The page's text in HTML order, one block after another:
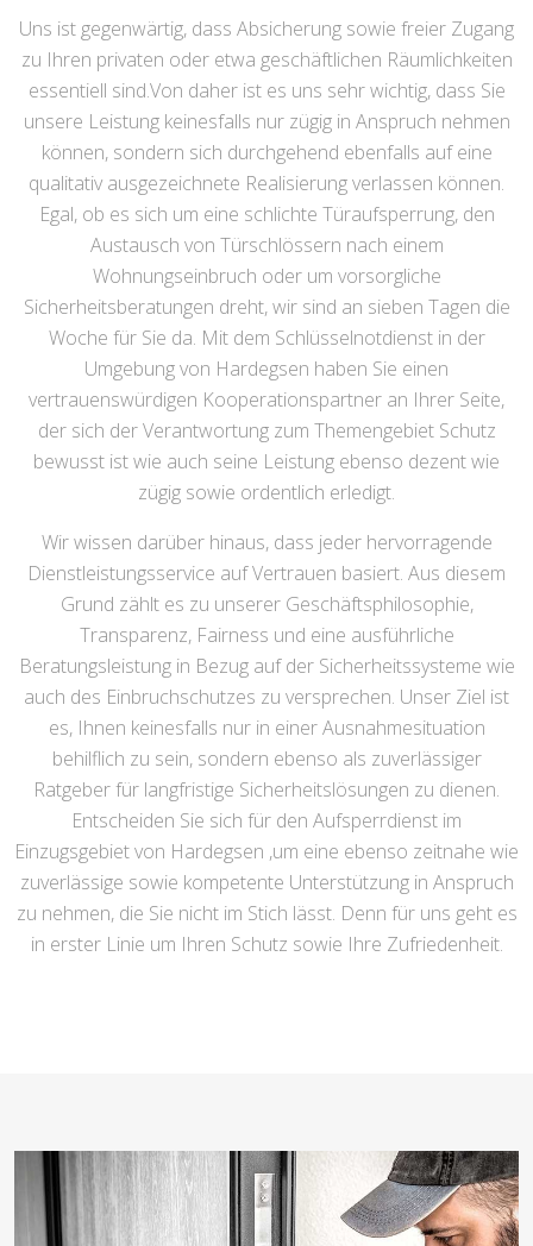
Uns ist gegenwärtig, dass Absicherung sowie freier Zugang
zu Ihren privaten oder etwa geschäftlichen Räumlichkeiten
essentiell sind.Von daher ist es uns sehr wichtig, dass Sie
unsere Leistung keinesfalls nur zügig in Anspruch nehmen
können, sondern sich durchgehend ebenfalls auf eine
qualitativ ausgezeichnete Realisierung verlassen können.
Egal, ob es sich um eine schlichte Türaufsperrung, den
Austausch von Türschlössern nach einem
Wohnungseinbruch oder um vorsorgliche
Sicherheitsberatungen dreht, wir sind an sieben Tagen die
Woche für Sie da. Mit dem Schlüsselnotdienst in der
Umgebung von Hardegsen haben Sie einen
vertrauenswürdigen Kooperationspartner an Ihrer Seite,
der sich der Verantwortung zum Themengebiet Schutz
bewusst ist wie auch seine Leistung ebenso dezent wie
zügig sowie ordentlich erledigt.
Wir wissen darüber hinaus, dass jeder hervorragende
Dienstleistungsservice auf Vertrauen basiert. Aus diesem
Grund zählt es zu unserer Geschäftsphilosophie,
Transparenz, Fairness und eine ausführliche
Beratungsleistung in Bezug auf der Sicherheitssysteme wie
auch des Einbruchschutzes zu versprechen. Unser Ziel ist
es, Ihnen keinesfalls nur in einer Ausnahmesituation
behilflich zu sein, sondern ebenso als zuverlässiger
Ratgeber für langfristige Sicherheitslösungen zu dienen.
Entscheiden Sie sich für den Aufsperrdienst im
Einzugsgebiet von Hardegsen ,um eine ebenso zeitnahe wie
zuverlässige sowie kompetente Unterstützung in Anspruch
zu nehmen, die Sie nicht im Stich lässt. Denn für uns geht es
in erster Linie um Ihren Schutz sowie Ihre Zufriedenheit.